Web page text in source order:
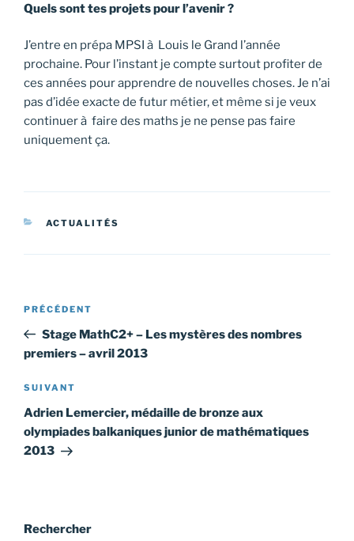
Quels sont tes projets pour l’avenir ?
J’entre en prépa MPSI à Louis le Grand l’année
prochaine. Pour l’instant je compte surtout profiter de
ces années pour apprendre de nouvelles choses. Je n’ai
pas d’idée exacte de futur métier, et même si je veux
continuer à faire des maths je ne pense pas faire
uniquement ça.
CATÉGORIES
ACTUALITÉS
Navigation
l’article
Article
précédent
PRÉCÉDENT
Stage MathC2+ – Les mystères des nombres
premiers – avril 2013
Article
suivant
SUIVANT
Adrien Lemercier, médaille de bronze aux
olympiades balkaniques junior de mathématiques
2013
Rechercher